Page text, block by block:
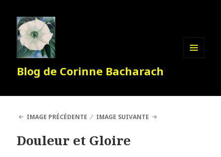
Blog de Corinne Bacharach
IMAGE PRÉCÉDENTE IMAGE SUIVANTE
Douleur et Gloire